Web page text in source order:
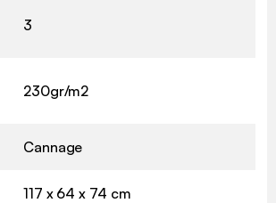
3
230gr/m2
Cannage
117 x 64 x 74 cm